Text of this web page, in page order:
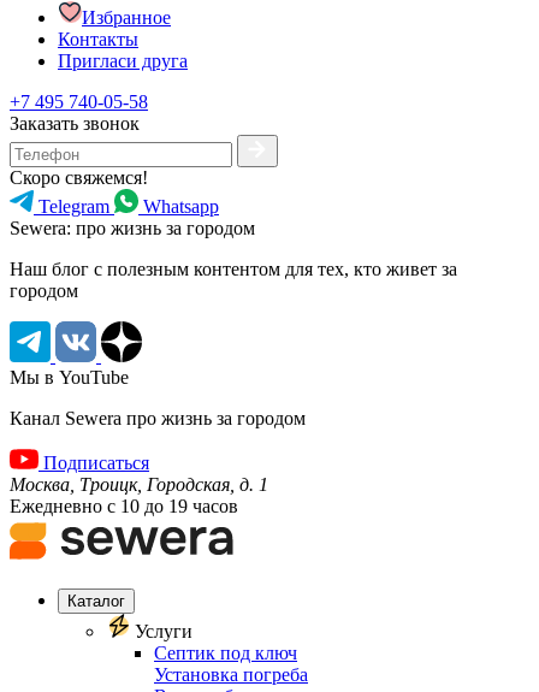
Избранное
Контакты
Пригласи друга
+7 495 740-05-58
Заказать звонок
Скоро свяжемся!
Telegram
Whatsapp
Sewera: про жизнь за городом
Наш блог c полезным контентом для тех, кто живет за
городом
Мы в YouTube
Канал Sewera про жизнь за городом
Подписаться
Москва, Троицк, Городская, д. 1
Ежедневно с 10 до 19 часов
Каталог
Услуги
Септик под ключ
Установка погреба